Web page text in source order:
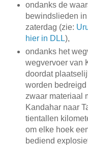
ondanks de
bewindslieden
zaterdag (zie:
hier in DLL),
ondanks het
wegvervoer van
doordat
worden
zwaar materiaal
Kandahar naar
tientallen
om elke hoek
bediend